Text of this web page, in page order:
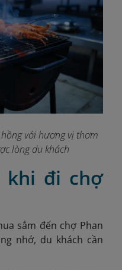
với hương vị thơm
lòng du khách
đi chợ
sắm đến chợ Phan
nhớ, du khách cần